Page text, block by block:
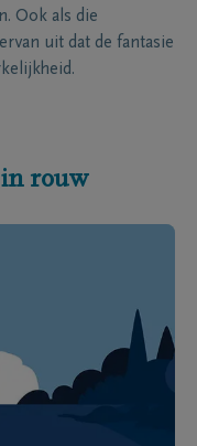
Ook als die
uit dat de fantasie
rouw